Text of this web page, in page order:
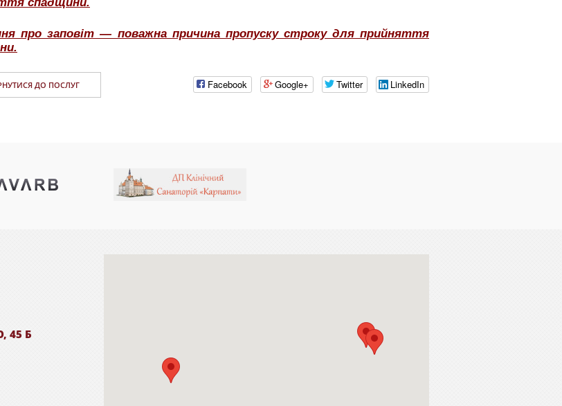
спадщини.
про заповіт — поважна причина пропуску строку для прийняття
Facebook Google+ Twitter LinkedIn
ДО ПОСЛУГ
45 Б